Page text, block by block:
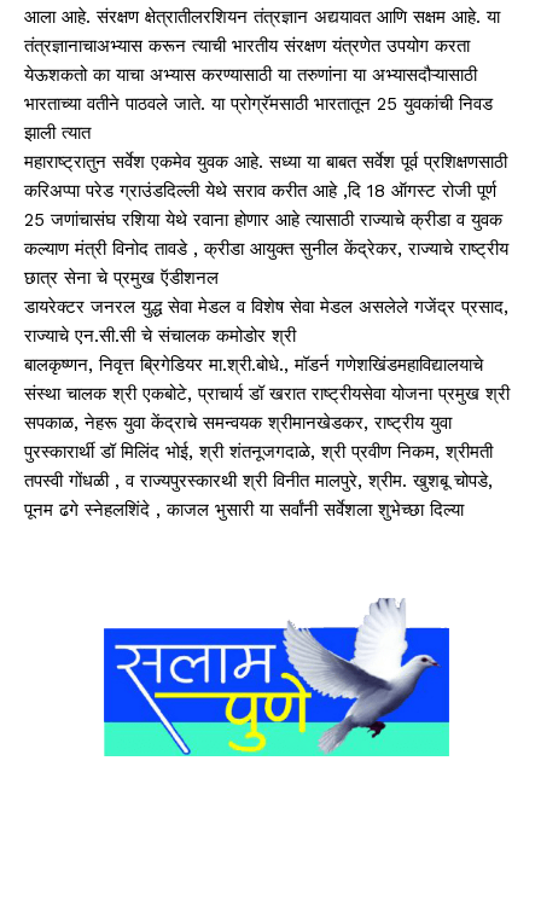
आला आहे. संरक्षण क्षेत्रातीलरशियन तंत्रज्ञान अद्ययावत आणि सक्षम आहे. या
तंत्रज्ञानाचाअभ्यास करून त्याची भारतीय संरक्षण यंत्रणेत उपयोग करता
येऊशकतो का याचा अभ्यास करण्यासाठी या तरुणांना या अभ्यासदौऱ्यासाठी
भारताच्या वतीने पाठवले जाते. या प्रोग्रॅमसाठी भारतातून 25 युवकांची निवड
झाली त्यात
महाराष्ट्रातुन सर्वेश एकमेव युवक आहे. सध्या या बाबत सर्वेश पूर्व प्रशिक्षणसाठी
करिअप्पा परेड ग्राउंडदिल्ली येथे सराव करीत आहे ,दि 18 ऑगस्ट रोजी पूर्ण
25 जणांचासंघ रशिया येथे रवाना होणार आहे त्यासाठी राज्याचे क्रीडा व युवक
कल्याण मंत्री विनोद तावडे , क्रीडा आयुक्त सुनील केंद्रेकर, राज्याचे राष्ट्रीय
छात्र सेना चे प्रमुख ऍडीशनल
डायरेक्टर जनरल युद्ध सेवा मेडल व विशेष सेवा मेडल असलेले गजेंद्र प्रसाद,
राज्याचे एन.सी.सी चे संचालक कमोडोर श्री
बालकृष्णन, निवृत्त ब्रिगेडियर मा.श्री.बोधे., मॉडर्न गणेशखिंडमहाविद्यालयाचे
संस्था चालक श्री एकबोटे, प्राचार्य डॉ खरात राष्ट्रीयसेवा योजना प्रमुख श्री
सपकाळ, नेहरू युवा केंद्राचे समन्वयक श्रीमानखेडकर, राष्ट्रीय युवा
पुरस्कारार्थी डॉ मिलिंद भोई, श्री शंतनूजगदाळे, श्री प्रवीण निकम, श्रीमती
तपस्वी गोंधळी , व राज्यपुरस्कारथी श्री विनीत मालपुरे, श्रीम. खुशबू चोपडे,
पूनम ढगे स्नेहलशिंदे , काजल भुसारी या सर्वांनी सर्वेशला शुभेच्छा दिल्या